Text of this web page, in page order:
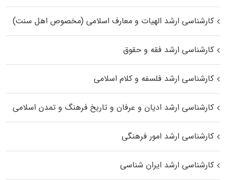
کارشناسی ارشد الهیات و معارف اسلامی (مخصوص اهل سنت)
کارشناسی ارشد فقه و حقوق
کارشناسی ارشد فلسفه و کلام اسلامی
کارشناسی ارشد ادیان و عرفان و تاریخ فرهنگ و تمدن اسلامی
کارشناسی ارشد امور فرهنگی
کارشناسی ارشد ایران شناسی